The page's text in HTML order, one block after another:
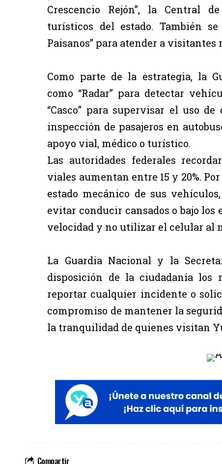
Crescencio Rejón”, la Central
turísticos del estado. También
Paisanos” para atender a visitantes
Como parte de la estrategia, la
como “Radar” para detectar
“Casco” para supervisar el uso
inspección de pasajeros en
apoyo vial, médico o turístico.
Las autoridades federales
viales aumentan entre 15 y 20%.
estado mecánico de sus
evitar conducir cansados o bajo
velocidad y no utilizar el celular al
La Guardia Nacional y la
disposición de la ciudadanía los
reportar cualquier incidente o
compromiso de mantener la
la tranquilidad de quienes visitan
Compartir